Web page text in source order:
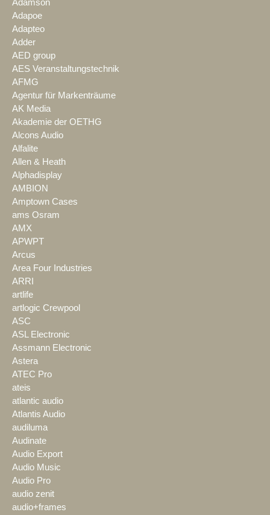
Adamson
Adapoe
Adapteo
Adder
AED group
AES Veranstaltungstechnik
AFMG
Agentur für Markenträume
AK Media
Akademie der OETHG
Alcons Audio
Alfalite
Allen & Heath
Alphadisplay
AMBION
Amptown Cases
ams Osram
AMX
APWPT
Arcus
Area Four Industries
ARRI
artlife
artlogic Crewpool
ASC
ASL Electronic
Assmann Electronic
Astera
ATEC Pro
ateis
atlantic audio
Atlantis Audio
audiluma
Audinate
Audio Export
Audio Music
Audio Pro
audio zenit
audio+frames